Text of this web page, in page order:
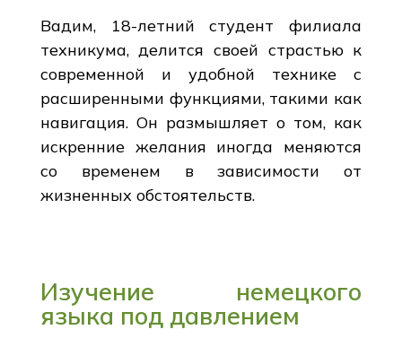
Вадим, 18-летний студент филиала
техникума, делится своей страстью к
современной и удобной технике с
расширенными функциями, такими как
навигация. Он размышляет о том, как
искренние желания иногда меняются
со временем в зависимости от
жизненных обстоятельств.
Изучение немецкого
языка под давлением